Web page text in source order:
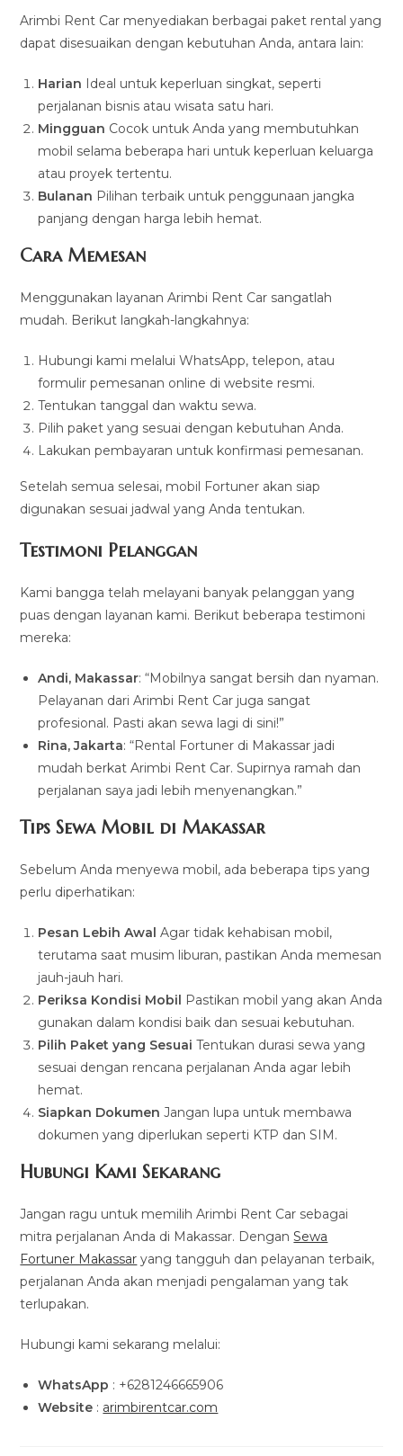
Arimbi Rent Car menyediakan berbagai paket rental yang
dapat disesuaikan dengan kebutuhan Anda, antara lain:
Harian Ideal untuk keperluan singkat, seperti
perjalanan bisnis atau wisata satu hari.
Mingguan Cocok untuk Anda yang membutuhkan
mobil selama beberapa hari untuk keperluan keluarga
atau proyek tertentu.
Bulanan Pilihan terbaik untuk penggunaan jangka
panjang dengan harga lebih hemat.
Cara Memesan
Menggunakan layanan Arimbi Rent Car sangatlah
mudah. Berikut langkah-langkahnya:
Hubungi kami melalui WhatsApp, telepon, atau
formulir pemesanan online di website resmi.
Tentukan tanggal dan waktu sewa.
Pilih paket yang sesuai dengan kebutuhan Anda.
Lakukan pembayaran untuk konfirmasi pemesanan.
Setelah semua selesai, mobil Fortuner akan siap
digunakan sesuai jadwal yang Anda tentukan.
Testimoni Pelanggan
Kami bangga telah melayani banyak pelanggan yang
puas dengan layanan kami. Berikut beberapa testimoni
mereka:
Andi, Makassar: “Mobilnya sangat bersih dan nyaman.
Pelayanan dari Arimbi Rent Car juga sangat
profesional. Pasti akan sewa lagi di sini!”
Rina, Jakarta: “Rental Fortuner di Makassar jadi
mudah berkat Arimbi Rent Car. Supirnya ramah dan
perjalanan saya jadi lebih menyenangkan.”
Tips Sewa Mobil di Makassar
Sebelum Anda menyewa mobil, ada beberapa tips yang
perlu diperhatikan:
Pesan Lebih Awal Agar tidak kehabisan mobil,
terutama saat musim liburan, pastikan Anda memesan
jauh-jauh hari.
Periksa Kondisi Mobil Pastikan mobil yang akan Anda
gunakan dalam kondisi baik dan sesuai kebutuhan.
Pilih Paket yang Sesuai Tentukan durasi sewa yang
sesuai dengan rencana perjalanan Anda agar lebih
hemat.
Siapkan Dokumen Jangan lupa untuk membawa
dokumen yang diperlukan seperti KTP dan SIM.
Hubungi Kami Sekarang
Jangan ragu untuk memilih Arimbi Rent Car sebagai
mitra perjalanan Anda di Makassar. DenganSewa
Fortuner Makassar yang tangguh dan pelayanan terbaik,
perjalanan Anda akan menjadi pengalaman yang tak
terlupakan.
Hubungi kami sekarang melalui:
WhatsApp : +6281246665906
Website : arimbirentcar.com